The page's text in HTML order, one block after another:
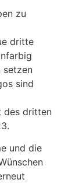
zu
dritte
setzen
sind
des dritten
und die